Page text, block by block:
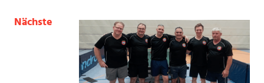
Nächste